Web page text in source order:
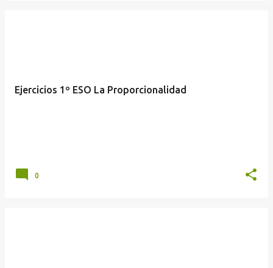
Ejercicios 1º ESO La Proporcionalidad
0